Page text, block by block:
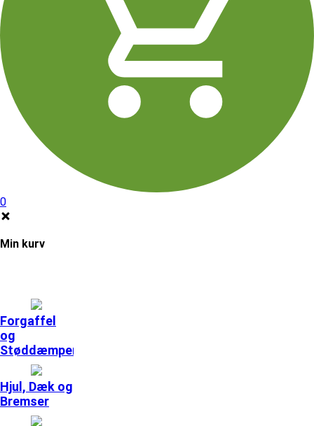
0
Min kurv
Forgaffel
og
Støddæmpere
Hjul, Dæk og
Bremser